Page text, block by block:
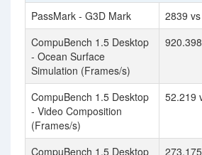
PassMark - G3D Mark
2839
CompuBench 1.5 Desktop
- Ocean Surface
Simulation (Frames/s)
CompuBench 1.5 Desktop
- Video Composition
(Frames/s)
52.219
CompuBench 1.5 Desktop